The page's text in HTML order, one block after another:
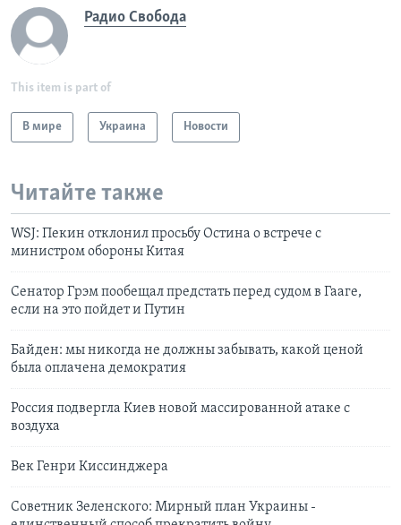
Радио Свобода
This item is part of
В мире Украина Новости
Читайте также
WSJ: Пекин отклонил просьбу Остина о встрече с
министром обороны Китая
Сенатор Грэм пообещал предстать перед судом в Гааге,
если на это пойдет и Путин
Байден: мы никогда не должны забывать, какой ценой
была оплачена демократия
Россия подвергла Киев новой массированной атаке с
воздуха
Век Генри Киссинджера
Советник Зеленского: Мирный план Украины -